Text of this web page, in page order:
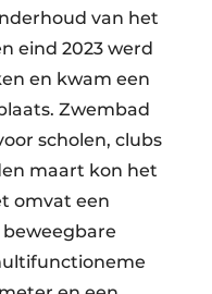
van het
eind 2023 werd
en kwam een
Zwembad
scholen, clubs
maart kon het
omvat een